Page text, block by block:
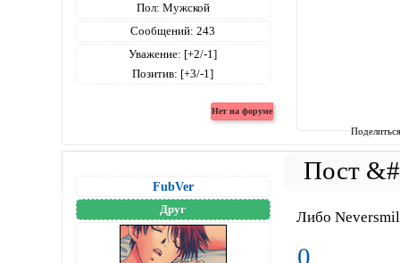
Пол: Мужской
Сообщений: 243
Уважение: [+2/-1]
Позитив: [+3/-1]
FubVer
Друг Либо
0